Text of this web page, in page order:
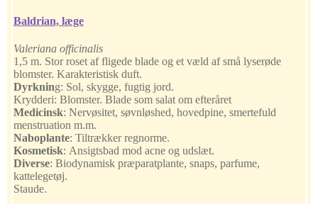
Baldrian, læge
Valeriana officinalis
1,5 m. Stor roset af fligede blade og et væld af små lyserøde
blomster. Karakteristisk duft.
Dyrkning: Sol, skygge, fugtig jord.
Krydderi: Blomster. Blade som salat om efteråret
Medicinsk: Nervøsitet, søvnløshed, hovedpine, smertefuld
menstruation m.m.
Naboplante: Tiltrækker regnorme.
Kosmetisk: Ansigtsbad mod acne og udslæt.
Diverse: Biodynamisk præparatplante, snaps, parfume,
kattelegetøj.
Staude.